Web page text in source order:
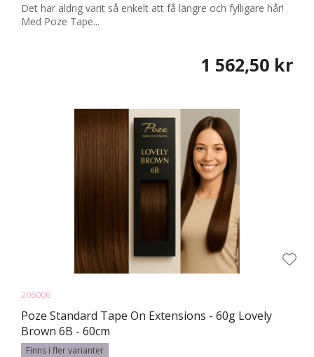
Det har aldrig varit så enkelt att få längre och fylligare hår!
Med Poze Tape...
1 562,50 kr
206006
Poze Standard Tape On Extensions - 60g Lovely
Brown 6B - 60cm
Finns i fler varianter